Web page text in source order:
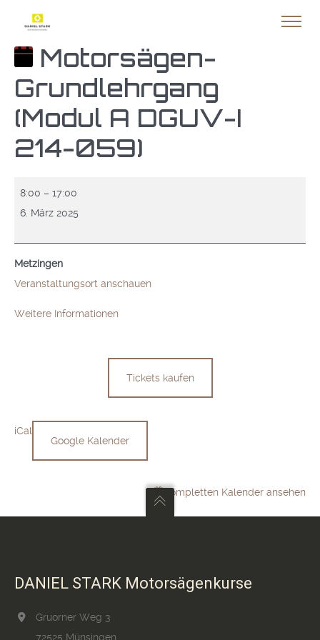
Motorsägen-
Grundlehrgang
(Modul A DGUV-I
214-059)
Motorsägen-
Grundlehrgang
A
DGUV-
I
8:00 – 17:00
6. März 2025
Metzingen
Veranstaltungsort anschauen
Weitere Informationen
Tickets kaufen
iCal
Google Kalender
Kompletten Kalender ansehen
DANIEL STARK Motorsägenkurse
Gruorner Weg 3
72525 Münsingen